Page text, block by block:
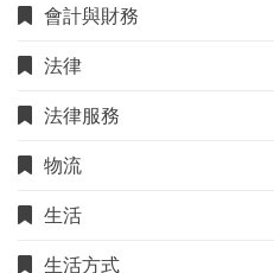
會計與財務
法律
法律服務
物流
生活
生活方式